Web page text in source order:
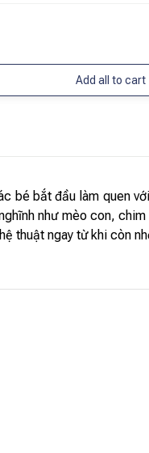
Add all to cart
bé bắt đầu làm quen
như mèo con,
thuật ngay từ khi còn